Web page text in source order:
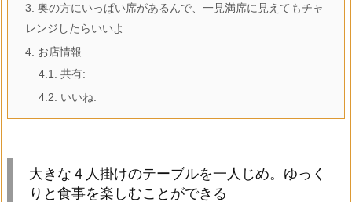
3. 奥の方にいっぱい席があるんで、一見満席に見えてもチャ
レンジしたらいいよ
4. お店情報
4.1.
共有:
4.2.
いいね:
大きな４人掛けのテーブルを一人じめ。ゆっく
りと食事を楽しむことができる